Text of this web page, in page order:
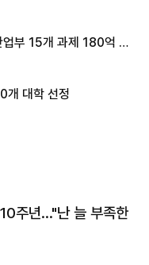
부 15개 과제 180억 지
개 대학 선정
주년…"난 늘 부족한